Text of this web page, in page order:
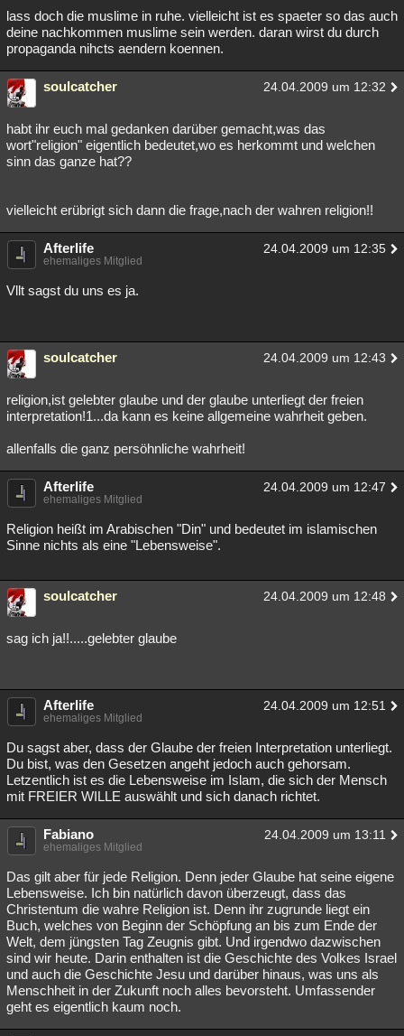
lass doch die muslime in ruhe. vielleicht ist es spaeter so das auch
deine nachkommen muslime sein werden. daran wirst du durch
propaganda nihcts aendern koennen.
soulcatcher 24.04.2009 um 12:32
habt ihr euch mal gedanken darüber gemacht,was das
wort"religion" eigentlich bedeutet,wo es herkommt und welchen
sinn das ganze hat??
vielleicht erübrigt sich dann die frage,nach der wahren religion!!
Afterlife 24.04.2009 um 12:35
ehemaliges Mitglied
Vllt sagst du uns es ja.
soulcatcher 24.04.2009 um 12:43
religion,ist gelebter glaube und der glaube unterliegt der freien
interpretation!1...da kann es keine allgemeine wahrheit geben.
allenfalls die ganz persöhnliche wahrheit!
Afterlife 24.04.2009 um 12:47
ehemaliges Mitglied
Religion heißt im Arabischen "Din" und bedeutet im islamischen
Sinne nichts als eine "Lebensweise".
soulcatcher 24.04.2009 um 12:48
sag ich ja!!.....gelebter glaube
Afterlife 24.04.2009 um 12:51
ehemaliges Mitglied
Du sagst aber, dass der Glaube der freien Interpretation unterliegt.
Du bist, was den Gesetzen angeht jedoch auch gehorsam.
Letzentlich ist es die Lebensweise im Islam, die sich der Mensch
mit FREIER WILLE auswählt und sich danach richtet.
Fabiano 24.04.2009 um 13:11
ehemaliges Mitglied
Das gilt aber für jede Religion. Denn jeder Glaube hat seine eigene
Lebensweise. Ich bin natürlich davon überzeugt, dass das
Christentum die wahre Religion ist. Denn ihr zugrunde liegt ein
Buch, welches von Beginn der Schöpfung an bis zum Ende der
Welt, dem jüngsten Tag Zeugnis gibt. Und irgendwo dazwischen
sind wir heute. Darin enthalten ist die Geschichte des Volkes Israel
und auch die Geschichte Jesu und darüber hinaus, was uns als
Menschheit in der Zukunft noch alles bevorsteht. Umfassender
geht es eigentlich kaum noch.